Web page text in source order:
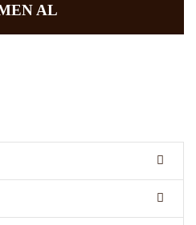
AL